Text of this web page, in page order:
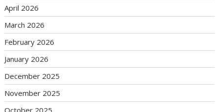
April 2026
March 2026
February 2026
January 2026
December 2025
November 2025